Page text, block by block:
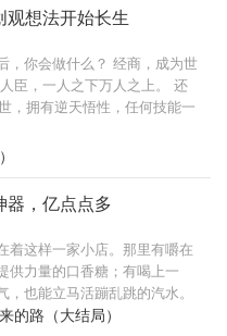
观想法开始长生
，你会做什么？ 经商，成为世
臣，一人之下万人之上。 还
，拥有逆天悟性，任何技能一
凡俗中沉沦。 他开创观想修
魂升华。 他开创武道修行法，
这一世，他唯一想要的，是
器，亿点点多
着这样一家小店。那里有嚼在
供力量的口香糖；有喝上一
也能立马活蹦乱跳的汽水。
。那里，只有你想象不到的
的路（大结局）